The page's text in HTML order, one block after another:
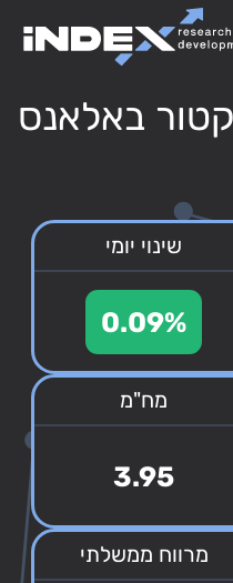
באלאנס
שינוי יומי
0.09%
מח"מ
3.95
מרווח ממשלתי